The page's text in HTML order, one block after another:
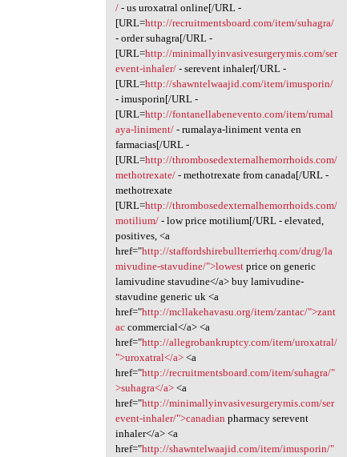
/- us uroxatral online[/URL -
[URL=http://recruitmentsboard.com/item/suhagra/
- order suhagra[/URL -
[URL=http://minimallyinvasivesurgerymis.com/ser
event-inhaler/- serevent inhaler[/URL -
[URL=http://shawntelwaajid.com/item/imusporin/
- imusporin[/URL -
[URL=http://fontanellabenevento.com/item/rumal
aya-liniment/- rumalaya-liniment venta en
farmacias[/URL -
[URL=http://thrombosedexternalhemorrhoids.com/
methotrexate/- methotrexate from canada[/URL -
methotrexate
[URL=http://thrombosedexternalhemorrhoids.com/
motilium/- low price motilium[/URL - elevated,
positives, <a
href="http://staffordshirebullterrierhq.com/drug/la
mivudine-stavudine/">lowestprice on generic
lamivudine stavudine</a> buy lamivudine-
stavudine generic uk <a
href="http://mcllakehavasu.org/item/zantac/">zant
accommercial</a> <a
href="http://allegrobankruptcy.com/item/uroxatral/
">uroxatral</a><a
href="http://recruitmentsboard.com/item/suhagra/"
>suhagra</a><a
href="http://minimallyinvasivesurgerymis.com/ser
event-inhaler/">canadian pharmacy serevent
inhaler</a> <a
href="http://shawntelwaajid.com/item/imusporin/"